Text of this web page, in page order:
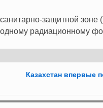
защитной зоне
радиационному
Казахстан впервые